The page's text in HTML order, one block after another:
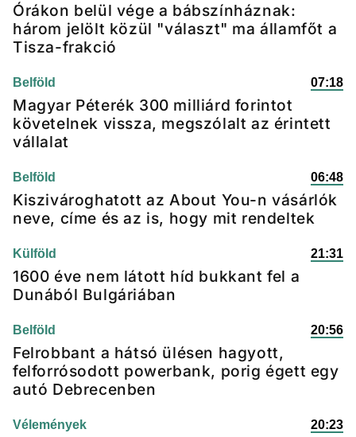
Órákon belül vége a bábszínháznak:
három jelölt közül "választ" ma államfőt a
Tisza-frakció
Belföld 07:18
Magyar Péterék 300 milliárd forintot
követelnek vissza, megszólalt az érintett
vállalat
Belföld 06:48
Kiszivároghatott az About You-n vásárlók
neve, címe és az is, hogy mit rendeltek
Külföld 21:31
1600 éve nem látott híd bukkant fel a
Dunából Bulgáriában
Belföld 20:56
Felrobbant a hátsó ülésen hagyott,
felforrósodott powerbank, porig égett egy
autó Debrecenben
Vélemények 20:23